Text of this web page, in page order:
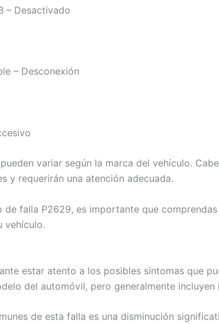
– Desactivado
– Desconexión
variar según la marca del vehículo.
y requerirán una atención adecuada.
falla P2629, es importante que
vehículo.
estar atento a los posibles síntomas que
del automóvil, pero generalmente incluyen
de esta falla es una disminución